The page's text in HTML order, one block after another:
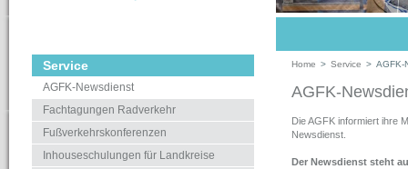
Service
AGFK-Newsdienst
Fachtagungen Radverkehr
Fußverkehrskonferenzen
Inhouseschulungen für Landkreise
Home > Service > AGFK-
AGFK-
Die AGFK informiert ihre
Newsdienst.
Der Newsdienst steht